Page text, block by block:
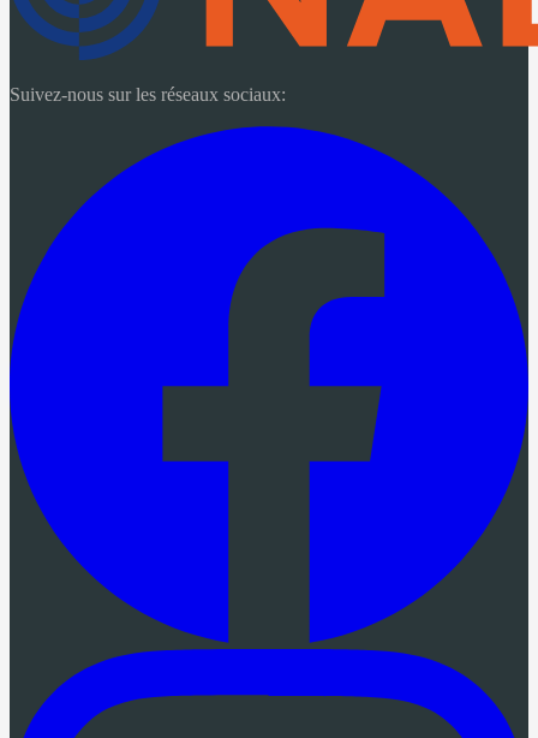
Suivez-nous sur les réseaux sociaux: